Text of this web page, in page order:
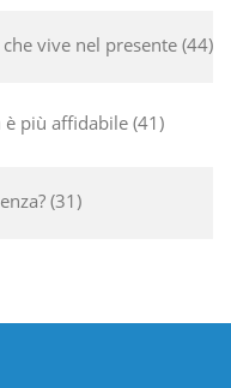
vive nel presente 44
è più affidabile 41
31